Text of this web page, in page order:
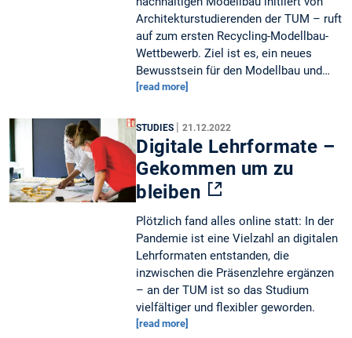
Architekturstudierenden der TUM – ruft
auf zum ersten Recycling-Modellbau-
Wettbewerb. Ziel ist es, ein neues
Bewusstsein für den Modellbau und…
[read more]
STUDIES |21.12.2022
Digitale Lehrformate –
Gekommen um zu
bleiben
Plötzlich fand alles online statt: In der
Pandemie ist eine Vielzahl an digitalen
Lehrformaten entstanden, die
inzwischen die Präsenzlehre ergänzen
– an der TUM ist so das Studium
vielfältiger und flexibler geworden.
[read more]